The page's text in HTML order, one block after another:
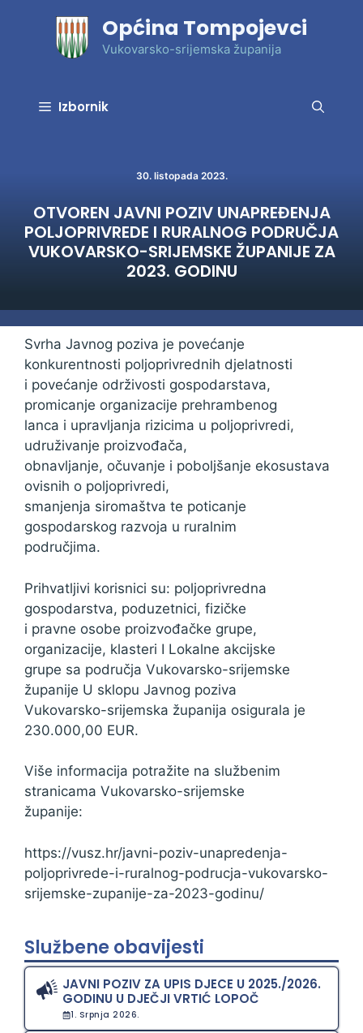
Općina Tompojevci
Vukovarsko-srijemska županija
Izbornik
30. listopada 2023.
OTVOREN JAVNI POZIV UNAPREĐENJA
POLJOPRIVREDE I RURALNOG PODRUČJA
VUKOVARSKO-SRIJEMSKE ŽUPANIJE ZA
2023. GODINU
Svrha Javnog poziva je povećanje
konkurentnosti poljoprivrednih djelatnosti
i povećanje održivosti gospodarstava,
promicanje organizacije prehrambenog
lanca i upravljanja rizicima u poljoprivredi,
udruživanje proizvođača,
obnavljanje, očuvanje i poboljšanje ekosustava
ovisnih o poljoprivredi,
smanjenja siromaštva te poticanje
gospodarskog razvoja u ruralnim
područjima.
Prihvatljivi korisnici su: poljoprivredna
gospodarstva, poduzetnici, fizičke
i pravne osobe proizvođačke grupe,
organizacije, klasteri I Lokalne akcijske
grupe sa područja Vukovarsko-srijemske
županije U sklopu Javnog poziva
Vukovarsko-srijemska županija osigurala je
230.000,00 EUR.
Više informacija potražite na službenim
stranicama Vukovarsko-srijemske
županije:
https://vusz.hr/javni-poziv-unapredenja-
poljoprivrede-i-ruralnog-podrucja-vukovarsko-
srijemske-zupanije-za-2023-godinu/
Službene obavijesti
JAVNI POZIV ZA UPIS DJECE U 2025./2026.
GODINU U DJEČJI VRTIĆ LOPOČ
1. Srpnja 2026.